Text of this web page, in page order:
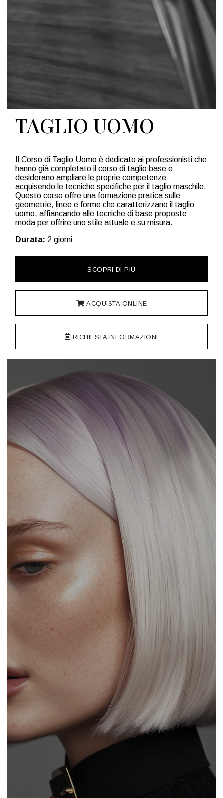
TAGLIO UOMO
Il Corso di Taglio Uomo è dedicato ai professionisti che
hanno già completato il corso di taglio base e
desiderano ampliare le proprie competenze
acquisendo le tecniche specifiche per il taglio maschile.
Questo corso offre una formazione pratica sulle
geometrie, linee e forme che caratterizzano il taglio
uomo, affiancando alle tecniche di base proposte
moda per offrire uno stile attuale e su misura.
Durata: 2 giorni
SCOPRI DI PIÙ
ACQUISTA ONLINE
RICHIESTA INFORMAZIONI